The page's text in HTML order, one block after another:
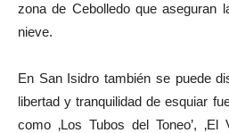
zona de Cebolledo que aseguran
nieve.
En San Isidro también se puede
libertad y tranquilidad de esquiar
como ‚Los Tubos del Toneo’, ‚El